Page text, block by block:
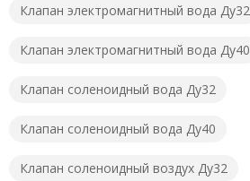
Клапан электромагнитный вода Ду32
Клапан электромагнитный вода Ду40
Клапан соленоидный вода Ду32
Клапан соленоидный вода Ду40
Клапан соленоидный воздух Ду32